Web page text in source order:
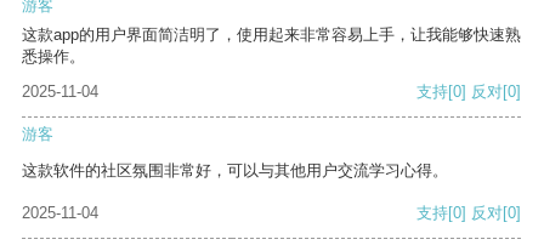
游客
这款app的用户界面简洁明了，使用起来非常容易上手，让我能够快速熟
悉操作。
2025-11-04
支持[0] 反对[0]
游客
这款软件的社区氛围非常好，可以与其他用户交流学习心得。
2025-11-04 支持[0] 反对[0]